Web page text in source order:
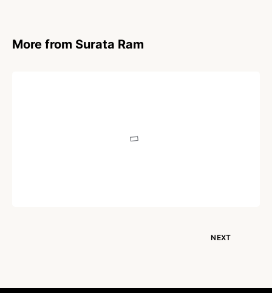
More from Surata Ram
NEXT